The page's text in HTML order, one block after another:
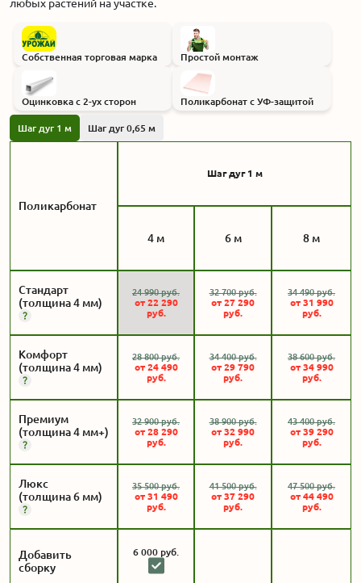
любых растений на участке.
Собственная торговая марка Простой монтаж
Оцинковка с 2-ух сторон Поликарбонат с УФ-защитой
Шаг дуг 1 м Шаг дуг 0,65 м
Поликарбонат
Шаг дуг 1 м
4 м 6 м 8 м
Стандарт
(толщина 4 мм)
24 990руб.
от 22 290
руб.
32 700руб.
от 27 290
руб.
34 490руб.
от 31 990
руб.
Комфорт
(толщина 4 мм)
28 800руб.
от 24 490
руб.
34 400руб.
от 29 790
руб.
38 600руб.
от 34 990
руб.
Премиум
(толщина 4 мм+)
32 900руб.
от 28 290
руб.
38 900руб.
от 32 990
руб.
43 400руб.
от 39 290
руб.
Люкс
(толщина 6 мм)
35 500руб.
от 31 490
руб.
41 500руб.
от 37 290
руб.
47 500руб.
от 44 490
руб.
Добавить
сборку
6 000 руб.